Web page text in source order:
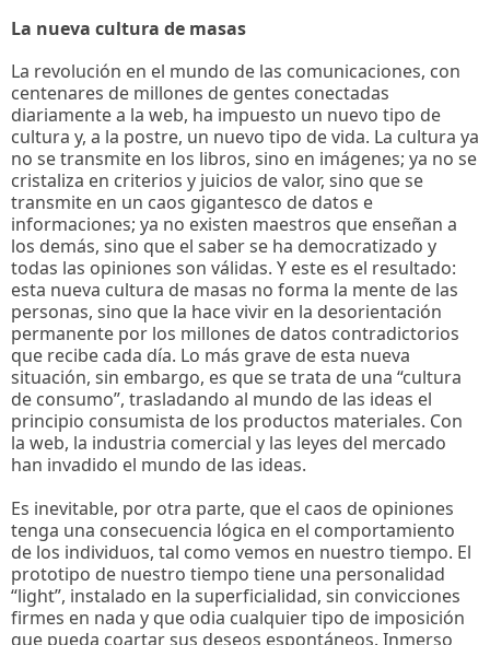
La nueva cultura de masas
La revolución en el mundo de las comunicaciones, con
centenares de millones de gentes conectadas
diariamente a la web, ha impuesto un nuevo tipo de
cultura y, a la postre, un nuevo tipo de vida. La cultura ya
no se transmite en los libros, sino en imágenes; ya no se
cristaliza en criterios y juicios de valor, sino que se
transmite en un caos gigantesco de datos e
informaciones; ya no existen maestros que enseñan a
los demás, sino que el saber se ha democratizado y
todas las opiniones son válidas. Y este es el resultado:
esta nueva cultura de masas no forma la mente de las
personas, sino que la hace vivir en la desorientación
permanente por los millones de datos contradictorios
que recibe cada día. Lo más grave de esta nueva
situación, sin embargo, es que se trata de una “cultura
de consumo”, trasladando al mundo de las ideas el
principio consumista de los productos materiales. Con
la web, la industria comercial y las leyes del mercado
han invadido el mundo de las ideas.
Es inevitable, por otra parte, que el caos de opiniones
tenga una consecuencia lógica en el comportamiento
de los individuos, tal como vemos en nuestro tiempo. El
prototipo de nuestro tiempo tiene una personalidad
“light”, instalado en la superficialidad, sin convicciones
firmes en nada y que odia cualquier tipo de imposición
que pueda coartar sus deseos espontáneos. Inmerso